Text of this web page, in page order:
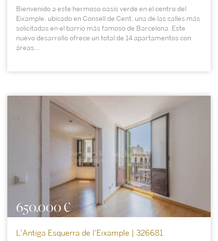
Bienvenido a este hermoso oasis verde en el centro del
Eixample, ubicado en Consell de Cent, una de las calles más
solicitadas en el barrio más famoso de Barcelona. Este
nuevo desarrollo ofrece un total de 14 apartamentos con
áreas...
650.000 €
L'Antiga Esquerra de l'Eixample | 326681